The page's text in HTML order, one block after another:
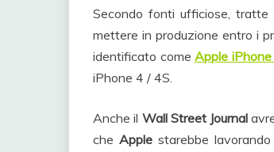
Secondo fonti ufficiose, tratte
mettere in produzione entro i
identificato comeApple
iPhone 4 / 4S.
Anche il Wall Street Journal
che Applestarebbe lavorando